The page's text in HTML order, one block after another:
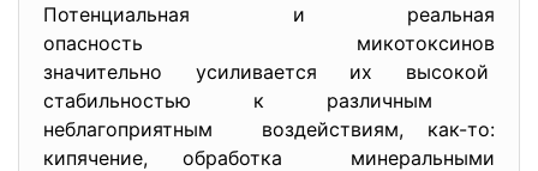
Потенциальная и реальная
опасность микотоксинов
значительно усиливается их высокой
стабильностью к различным
неблагоприятным воздействиям, как-то:
кипячение, обработка минеральными